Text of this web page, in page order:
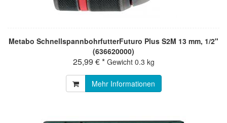
Metabo SchnellspannbohrfutterFuturo Plus S2M 13 mm, 1/2"
(636620000)
25,99 € * Gewicht 0.3 kg
Mehr Informationen